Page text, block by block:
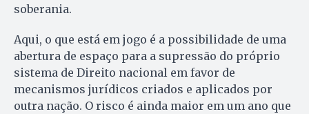
soberania.
Aqui, o que está em jogo é a possibilidade de uma
abertura de espaço para a supressão do próprio
sistema de Direito nacional em favor de
mecanismos jurídicos criados e aplicados por
outra nação. O risco é ainda maior em um ano que